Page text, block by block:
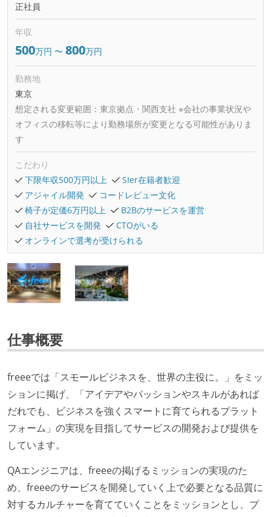
正社員
年収
500万円 〜 800万円
勤務地
東京
想定される変更範囲： 東京拠点・関西支社 ※会社の事業状況や
オフィスの移転等により勤務場所が変更となる可能性がありま
す
こだわり
下限年収500万円以上
SIer在籍者歓迎
アジャイル開発
コードレビュー文化
椅子が定価6万円以上
B2Bのサービスを運営
自社サービスを開発
CTOがいる
オンラインで選考が受けられる
仕事概要
freeeでは「スモールビジネスを、世界の主役に。」をミッ
ションに掲げ、「アイデアやパッションやスキルがあれば
だれでも、ビジネスを強くスマートに育てられるプラット
フォーム」の実現を目指してサービスの開発および提供を
しています。
QAエンジニアは、freeeの掲げるミッションの実現のた
め、freeeのサービスを開発していく上で必要となる品質に
対するカルチャーを育てていくことをミッションとし、プ